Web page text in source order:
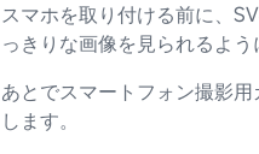
スマホを取り付ける前に、
っきりな画像を見られるよう
あとでスマートフォン撮影
します。